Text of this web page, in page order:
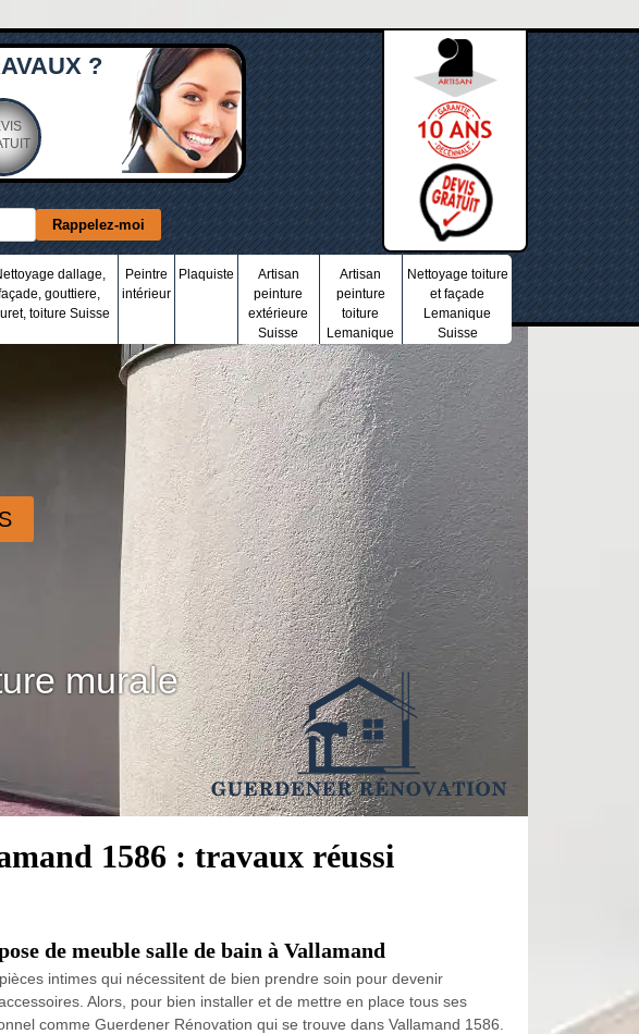
?
dallage,
gouttiere,
toiture Suisse
Peintre
intérieur
Plaquiste
Artisan
peinture
extérieure
Suisse
Artisan
peinture
toiture
Lemanique
Nettoyage toiture
et façade
Lemanique
Suisse
murale
1586 : travaux réussi
de meuble salle de bain à Vallamand
intimes qui nécessitent de bien prendre soin pour devenir
Alors, pour bien installer et de mettre en place tous ses
comme Guerdener Rénovation qui se trouve dans Vallamand 1586.